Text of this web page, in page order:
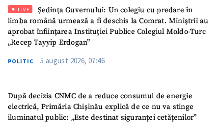
LIVE
Ședința Guvernului: Un colegiu cu predare în
limba română urmează a fi deschis la Comrat. Miniștrii au
aprobat înființarea Instituției Publice Colegiul Moldo-Turc
„Recep Tayyip Erdogan”
POLITIC 5 august 2026, 07:46
După decizia CNMC de a reduce consumul de energie
electrică, Primăria Chișinău explică de ce nu va stinge
iluminatul public: „Este destinat siguranței cetățenilor”